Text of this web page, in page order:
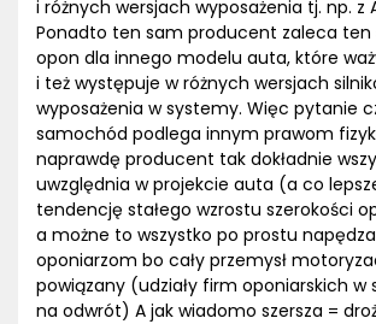
i różnych wersjach wyposażenia tj. np. z
Ponadto ten sam producent zaleca ten
opon dla innego modelu auta, które
i też występuje w różnych wersjach
wyposażenia w systemy. Więc pytanie
samochód podlega innym prawom
naprawdę producent tak dokładnie
uwzględnia w projekcie auta (a co
tendencję stałego wzrostu szerokości
a możne to wszystko po prostu
oponiarzom bo cały przemysł
powiązany (udziały firm oponiarskich
na odwrót) A jak wiadomo szersza =